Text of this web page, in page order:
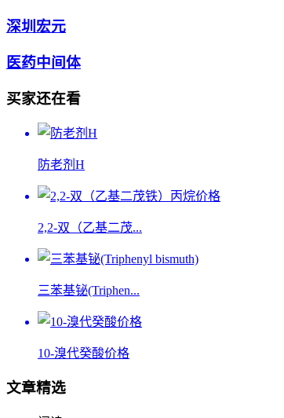
深圳宏元
医药中间体
买家还在看
防老剂H
2,2-双（乙基二茂...
三苯基铋(Triphen...
10-溴代癸酸价格
文章精选